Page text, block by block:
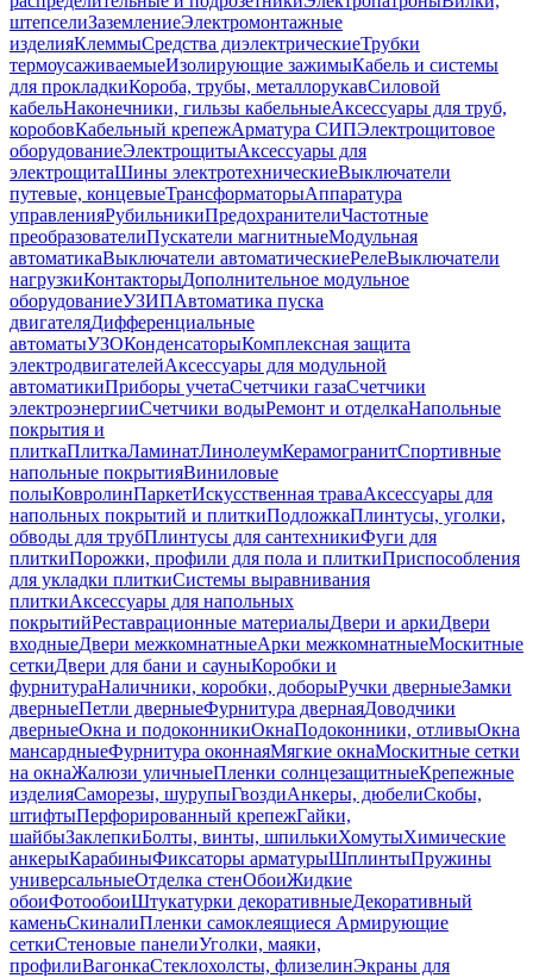
штепселиЗаземлениеЭлектромонтажные
изделияКлеммыСредства диэлектрическиеТрубки
термоусаживаемыеИзолирующие зажимыКабель и системы
для прокладкиКороба, трубы, металлорукавСиловой
кабельНаконечники, гильзы кабельныеАксессуары для труб,
коробовКабельный крепежАрматура СИПЭлектрощитовое
оборудованиеЭлектрощитыАксессуары для
электрощитаШины электротехническиеВыключатели
путевые, концевыеТрансформаторыАппаратура
управленияРубильникиПредохранителиЧастотные
преобразователиПускатели магнитныеМодульная
автоматикаВыключатели автоматическиеРелеВыключатели
нагрузкиКонтакторыДополнительное модульное
оборудованиеУЗИПАвтоматика пуска
двигателяДифференциальные
автоматыУЗОКонденсаторыКомплексная защита
электродвигателейАксессуары для модульной
автоматикиПриборы учетаСчетчики газаСчетчики
электроэнергииСчетчики водыРемонт и отделкаНапольные
покрытия и
плиткаПлиткаЛаминатЛинолеумКерамогранитСпортивные
напольные покрытияВиниловые
полыКовролинПаркетИскусственная траваАксессуары для
напольных покрытий и плиткиПодложкаПлинтусы, уголки,
обводы для трубПлинтусы для сантехникиФуги для
плиткиПорожки, профили для пола и плиткиПриспособления
для укладки плиткиСистемы выравнивания
плиткиАксессуары для напольных
покрытийРеставрационные материалыДвери и аркиДвери
входныеДвери межкомнатныеАрки межкомнатныеМоскитные
сеткиДвери для бани и сауныКоробки и
фурнитураНаличники, коробки, доборыРучки дверныеЗамки
дверныеПетли дверныеФурнитура двернаяДоводчики
дверныеОкна и подоконникиОкнаПодоконники, отливыОкна
мансардныеФурнитура оконнаяМягкие окнаМоскитные сетки
на окнаЖалюзи уличныеПленки солнцезащитныеКрепежные
изделияСаморезы, шурупыГвоздиАнкеры, дюбелиСкобы,
штифтыПерфорированный крепежГайки,
шайбыЗаклепкиБолты, винты, шпилькиХомутыХимические
анкерыКарабиныФиксаторы арматурыШплинтыПружины
универсальныеОтделка стенОбоиЖидкие
обоиФотообоиШтукатурки декоративныеДекоративный
каменьСкиналиПленки самоклеящиеся Армирующие
сеткиСтеновые панелиУголки, маяки,
профилиВагонкаСтеклохолсты, флизелинЭкраны для